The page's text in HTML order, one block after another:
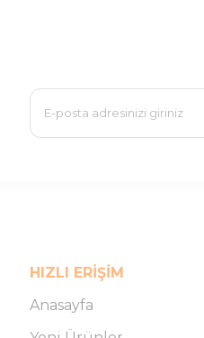
HIZLI ERIŞIM
Anasayfa